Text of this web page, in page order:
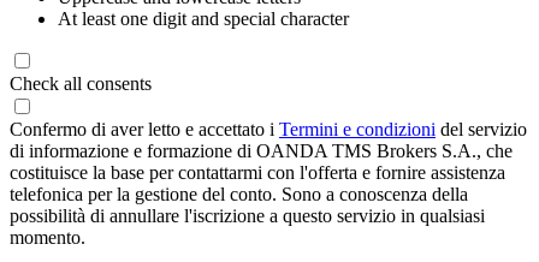
At least one digit and special character
Check all consents
Confermo di aver letto e accettato i Termini e condizioni del servizio
di informazione e formazione di OANDA TMS Brokers S.A., che
costituisce la base per contattarmi con l'offerta e fornire assistenza
telefonica per la gestione del conto. Sono a conoscenza della
possibilità di annullare l'iscrizione a questo servizio in qualsiasi
momento.